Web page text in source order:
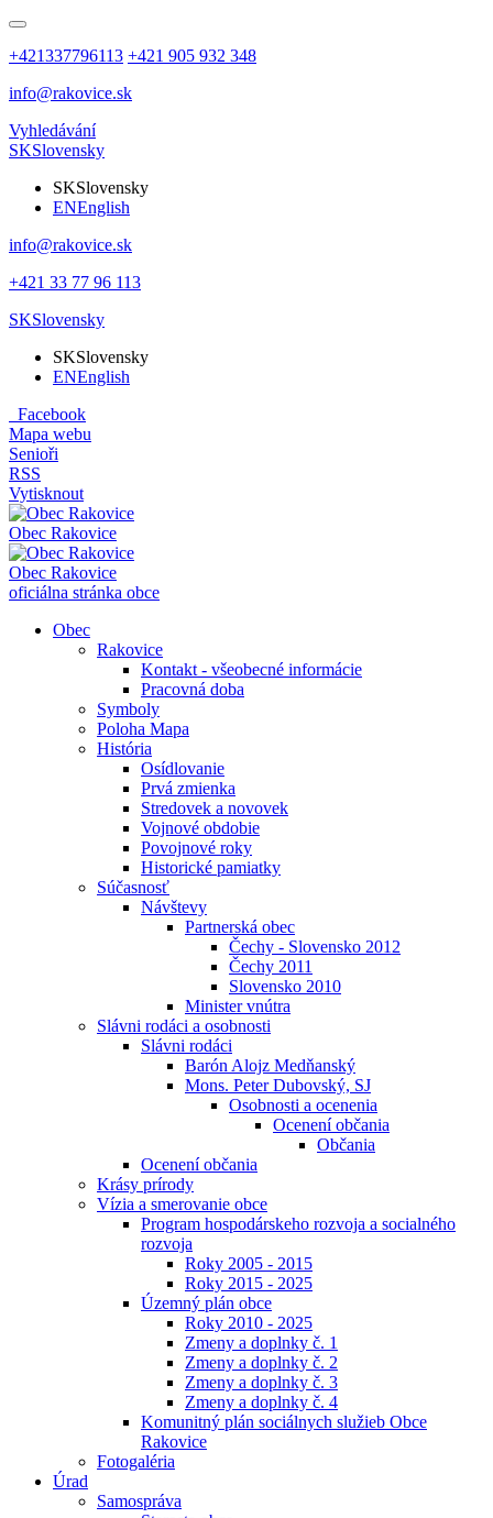
+421337796113 +421 905 932 348
info@rakovice.sk
Vyhledávání
SKSlovensky
SKSlovensky
ENEnglish
info@rakovice.sk
+421 33 77 96 113
SKSlovensky
SKSlovensky
ENEnglish
Facebook
Mapa webu
Senioři
RSS
Vytisknout
Obec Rakovice
Obec Rakovice
oficiálna stránka obce
Obec
Rakovice
Kontakt - všeobecné informácie
Pracovná doba
Symboly
Poloha Mapa
História
Osídlovanie
Prvá zmienka
Stredovek a novovek
Vojnové obdobie
Povojnové roky
Historické pamiatky
Súčasnosť
Návštevy
Partnerská obec
Čechy - Slovensko 2012
Čechy 2011
Slovensko 2010
Minister vnútra
Slávni rodáci a osobnosti
Slávni rodáci
Barón Alojz Medňanský
Mons. Peter Dubovský, SJ
Osobnosti a ocenenia
Ocenení občania
Občania
Ocenení občania
Krásy prírody
Vízia a smerovanie obce
Program hospodárskeho rozvoja a socialného
rozvoja
Roky 2005 - 2015
Roky 2015 - 2025
Územný plán obce
Roky 2010 - 2025
Zmeny a doplnky č. 1
Zmeny a doplnky č. 2
Zmeny a doplnky č. 3
Zmeny a doplnky č. 4
Komunitný plán sociálnych služieb Obce
Rakovice
Fotogaléria
Úrad
Samospráva